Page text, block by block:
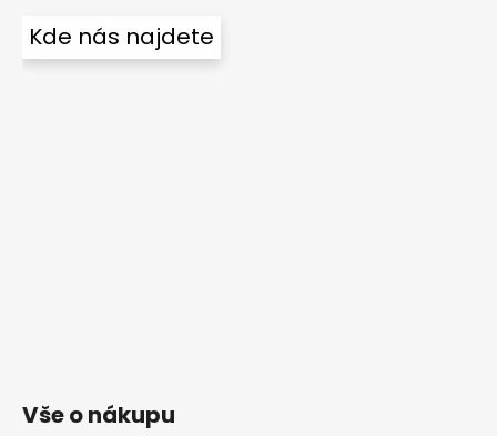
Kde nás najdete
Vše o nákupu